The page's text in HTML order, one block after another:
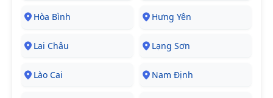
Hòa Bình Hưng Yên
Lai Châu Lạng Sơn
Lào Cai Nam Định